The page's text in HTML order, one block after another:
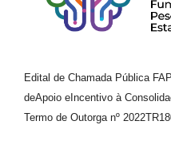
Edital de Chamada Pública
deApoio e Incentivo à
Termo de Outorga nº